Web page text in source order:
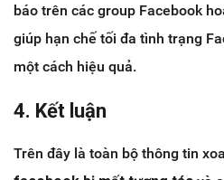
báo trên các group Facebook
giúp hạn chế tối đa tình trạng
một cách hiệu quả.
4. Kết luận
Trên đây là toàn bộ thông tin